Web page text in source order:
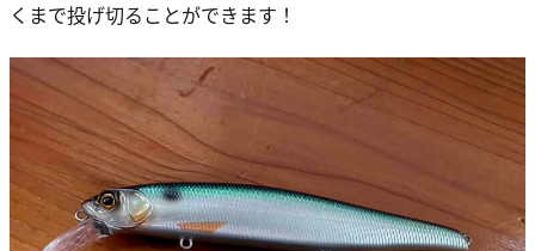
くまで投げ切ることができます！